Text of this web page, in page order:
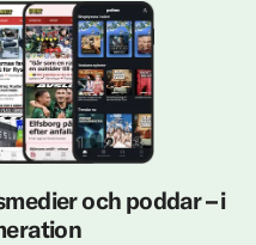
och poddar – i